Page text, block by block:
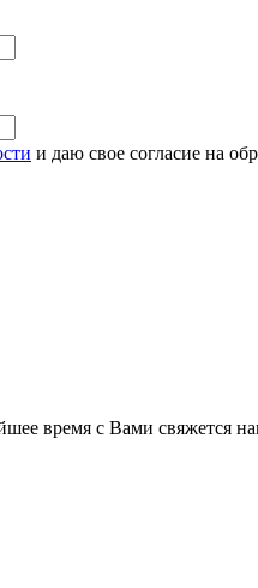
и даю свое согласие на
время с Вами свяжется